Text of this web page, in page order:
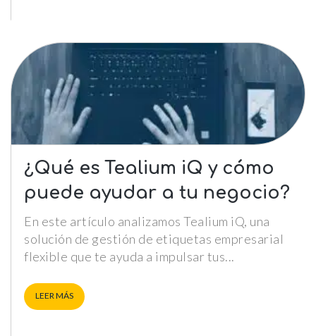
¿Qué es Tealium iQ y cómo
puede ayudar a tu negocio?
En este artículo analizamos Tealium iQ, una
solución de gestión de etiquetas empresarial
flexible que te ayuda a impulsar tus
LEER MÁS